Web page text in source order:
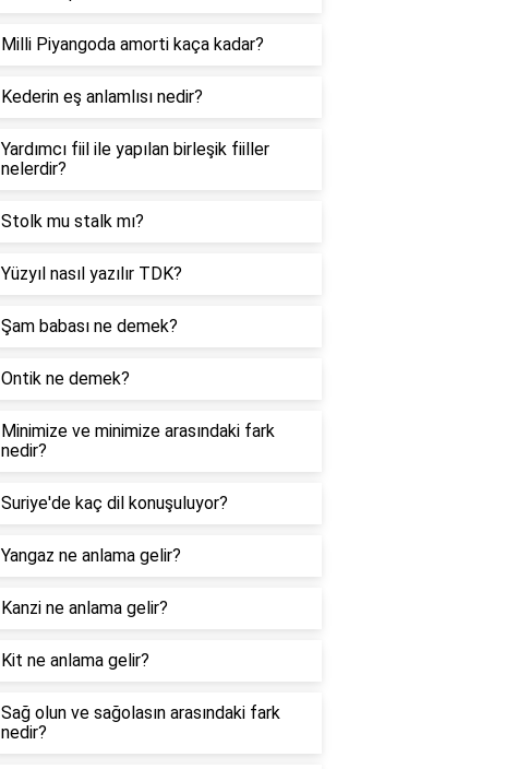
Milli Piyangoda amorti kaça kadar?
Kederin eş anlamlısı nedir?
Yardımcı fiil ile yapılan birleşik fiiller
nelerdir?
Stolk mu stalk mı?
Yüzyıl nasıl yazılır TDK?
Şam babası ne demek?
Ontik ne demek?
Minimize ve minimize arasındaki fark
nedir?
Suriye'de kaç dil konuşuluyor?
Yangaz ne anlama gelir?
Kanzi ne anlama gelir?
Kit ne anlama gelir?
Sağ olun ve sağolasın arasındaki fark
nedir?